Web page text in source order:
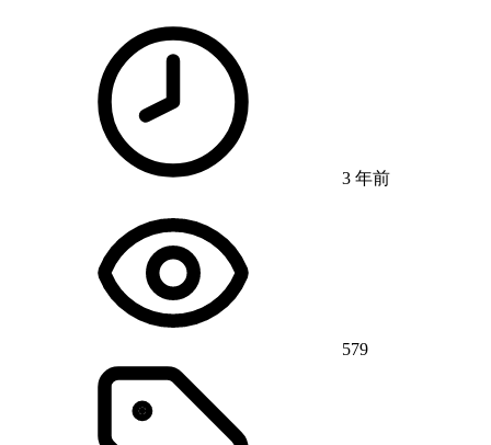
3 年前
579